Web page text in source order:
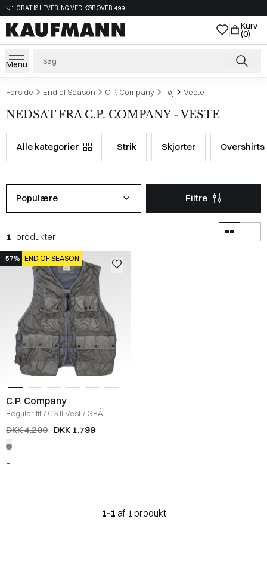
GRATIS LEVERING VED KØB OVER 499,-
Kurv
(0)
Menu
Forside End of Season C.P. Company Tøj Veste
NEDSAT FRA C.P. COMPANY - VESTE
Alle kategorier Strik Skjorter Overshirts
Populære Filtre
1 produkter
-57% END OF SEASON
C.P. Company
Regular fit/ CS II Vest/ GRÅ
DKK 4.200 DKK 1.799
L
1-1 af 1 produkt